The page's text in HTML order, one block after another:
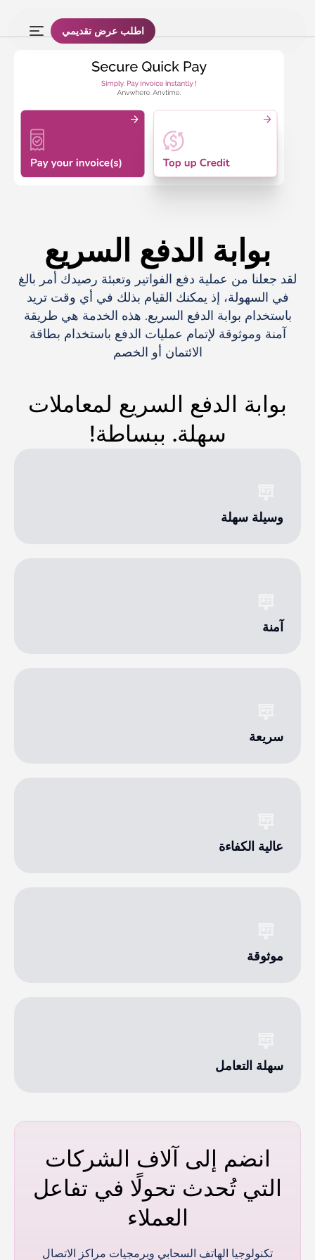
اطلب عرض تقديمي
بوابة الدفع السريع
لقد جعلنا من عملية دفع الفواتير وتعبئة رصيدك أمر بالغ
في السهولة، إذ يمكنك القيام بذلك في أي وقت تريد
باستخدام بوابة الدفع السريع. هذه الخدمة هي طريقة
آمنة وموثوقة لإتمام عمليات الدفع باستخدام بطاقة
الائتمان أو الخصم
بوابة الدفع السريع لمعاملات
سهلة. ببساطة!
وسيلة سهلة
آمنة
سريعة
عالية الكفاءة
موثوقة
سهلة التعامل
انضم إلى آلاف الشركات
التي تُحدث تحولًا في تفاعل
العملاء
تكنولوجيا الهاتف السحابي وبرمجيات مراكز الاتصال